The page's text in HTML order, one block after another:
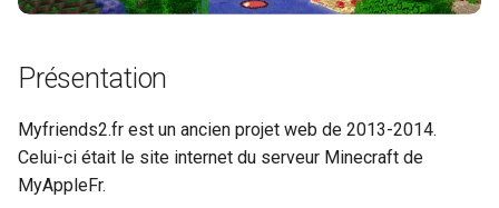
n
s
e
Présentation
Myfriends2.fr est un ancien projet web de 2013-2014.
Celui-ci était le site internet du serveur Minecraft de
MyAppleFr.